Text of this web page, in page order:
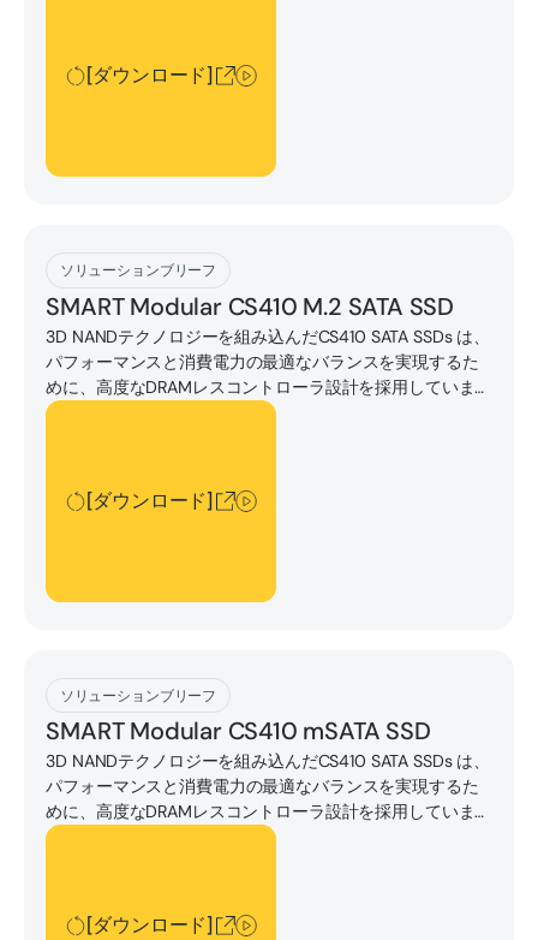
[ダウンロード]
ソリューションブリーフ
SMART Modular CS410 M.2 SATA SSD
3D NANDテクノロジーを組み込んだCS410 SATA SSDs は、
パフォーマンスと消費電力の最適なバランスを実現するた
めに、高度なDRAMレスコントローラ設計を採用していま
す。
[ダウンロード]
[ダウンロード]
[ダウンロード]
ソリューションブリーフ
SMART Modular CS410 mSATA SSD
3D NANDテクノロジーを組み込んだCS410 SATA SSDs は、
パフォーマンスと消費電力の最適なバランスを実現するた
めに、高度なDRAMレスコントローラ設計を採用していま
す。
[ダウンロード]
[ダウンロード]
[ダウンロード]